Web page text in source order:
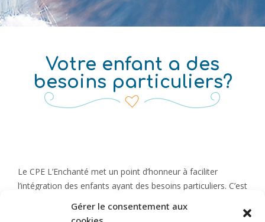
Gérer le consentement aux
Votre enfant a des
besoins particuliers?
Le CPE L’Enchanté met un point d’honneur à faciliter
l’intégration des enfants ayant des besoins particuliers. C’est
aussi soutenue par une équipe d’éducatrices spécialisées et